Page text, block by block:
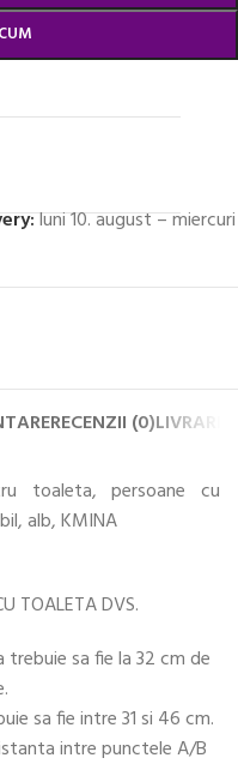
luni 10. august – miercuri
RECENZII (0)LIVRARE
toaleta, persoane cu
alb, KMINA
TOALETA DVS.
sa fie la 32 cm de
sa fie intre 31 si 46 cm.
intre punctele A/B